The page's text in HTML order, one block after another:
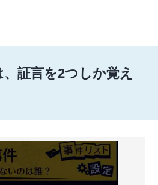
証言を2つしか覚え